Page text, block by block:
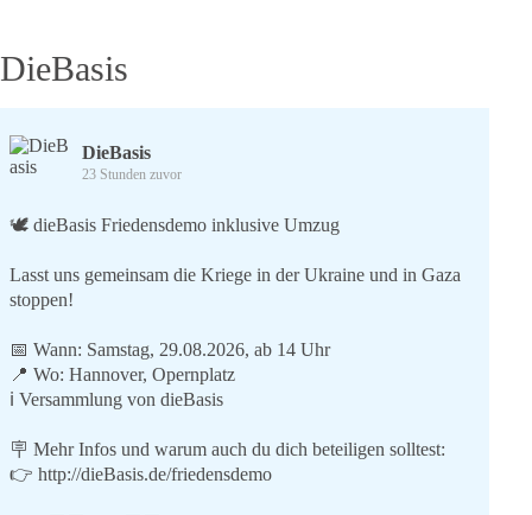
DieBasis
DieBasis
23 Stunden zuvor
🕊 dieBasis Friedensdemo inklusive Umzug
Lasst uns gemeinsam die Kriege in der Ukraine und in Gaza
stoppen!
📅 Wann: Samstag, 29.08.2026, ab 14 Uhr
📍 Wo: Hannover, Opernplatz
ℹ️ Versammlung von dieBasis
🪧 Mehr Infos und warum auch du dich beteiligen solltest:
👉 http://dieBasis.de/friedensdemo